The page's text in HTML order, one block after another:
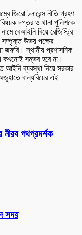
জিরো টলারেন্স নীতি গ্রহণ
দপ্তর ও থানা পুলিশকে
বেআইনি বিয়ে রেজিস্ট্রি
সম্পৃক্ত উভয় পক্ষের
জরুরি। স্থানীয় প্রশাসনিক
কখনোই সম্ভব হবে না।
আইনি ব্যবস্থা নিয়ে সরকার
বাল্যবিয়ের এই
পথপ্রদর্শক
সদয়